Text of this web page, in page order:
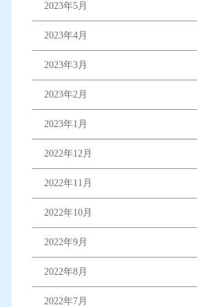
2023年5月
2023年4月
2023年3月
2023年2月
2023年1月
2022年12月
2022年11月
2022年10月
2022年9月
2022年8月
2022年7月